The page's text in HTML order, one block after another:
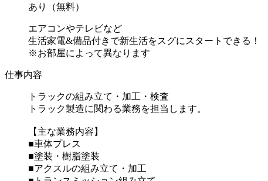
あり（無料）
エアコンやテレビなど
生活家電&備品付きで新生活をスグにスタートできる！
※お部屋によって異なります
仕事内容
トラックの組み立て・加工・検査
トラック製造に関わる業務を担当します。
【主な業務内容】
■車体プレス
■塗装・樹脂塗装
■アクスルの組み立て・加工